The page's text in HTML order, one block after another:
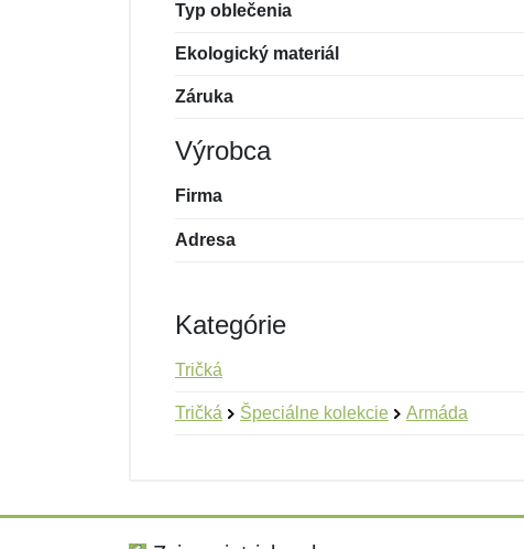
Typ oblečenia
Ekologický materiál
Záruka
Výrobca
Firma
Adresa
Kategórie
Tričká
Tričká Špeciálne kolekcie Armáda